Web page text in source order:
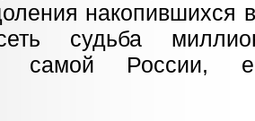
накопившихся
судьба
самой России,